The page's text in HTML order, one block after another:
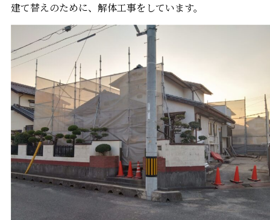
建て替えのために、解体工事をしています。